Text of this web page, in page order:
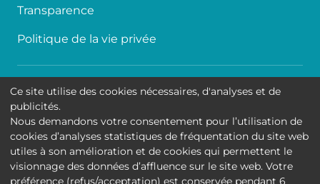
Transparence
Politique de la vie privée
Accessibilité
Contact
Cookies
Mentions légales
Ce site utilise des cookies nécessaires, d'analyses et de
publicités.
Nous demandons votre consentement pour l’utilisation de
cookies d’analyses statistiques de fréquentation du site web
utiles à son amélioration et de cookies qui permettent le
visionnage des données d’affluence sur le site web. Votre
préférence (refus/acceptation) est conservée pendant 6